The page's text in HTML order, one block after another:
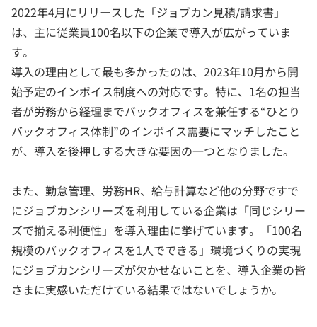
2022年4月にリリースした「ジョブカン見積/請求書」
は、主に従業員100名以下の企業で導入が広がっていま
す。
導入の理由として最も多かったのは、2023年10月から開
始予定のインボイス制度への対応です。特に、1名の担当
者が労務から経理までバックオフィスを兼任する“ひとり
バックオフィス体制”のインボイス需要にマッチしたこと
が、導入を後押しする大きな要因の一つとなりました。
また、勤怠管理、労務HR、給与計算など他の分野ですで
にジョブカンシリーズを利用している企業は「同じシリー
ズで揃える利便性」を導入理由に挙げています。「100名
規模のバックオフィスを1人でできる」環境づくりの実現
にジョブカンシリーズが欠かせないことを、導入企業の皆
さまに実感いただけている結果ではないでしょうか。